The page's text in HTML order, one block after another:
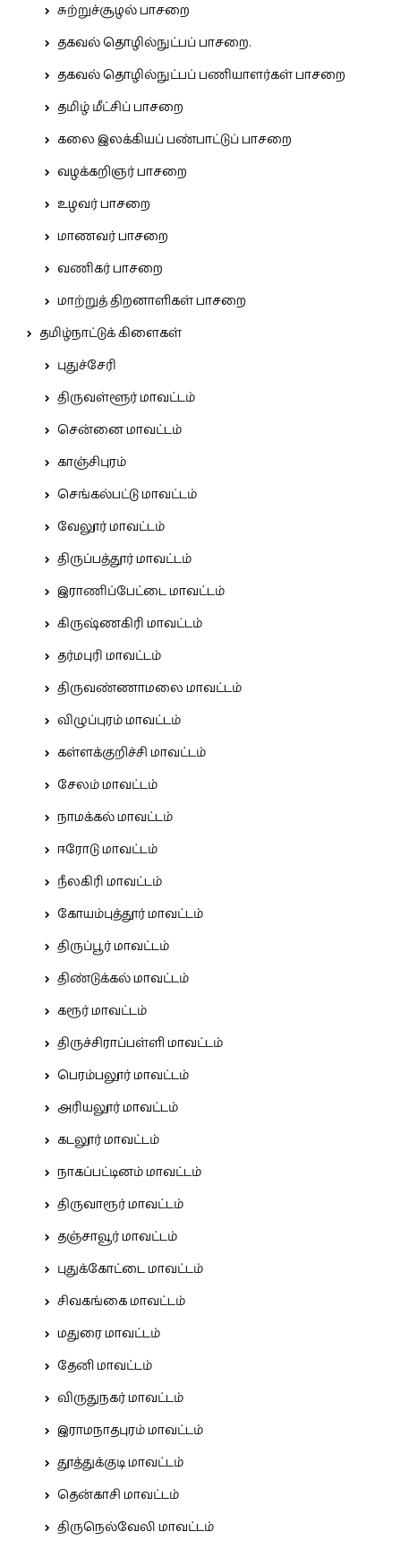
சுற்றுச்சூழல் பாசறை
தகவல் தொழில்நுட்பப் பாசறை.
தகவல் தொழில்நுட்பப் பணியாளர்கள் பாசறை
தமிழ் மீட்சிப் பாசறை
கலை இலக்கியப் பண்பாட்டுப் பாசறை
வழக்கறிஞர் பாசறை
உழவர் பாசறை
மாணவர் பாசறை
வணிகர் பாசறை
மாற்றுத் திறனாளிகள் பாசறை
தமிழ்நாட்டுக் கிளைகள்
புதுச்சேரி
திருவள்ளூர் மாவட்டம்
சென்னை மாவட்டம்
காஞ்சிபுரம்
செங்கல்பட்டு மாவட்டம்
வேலூர் மாவட்டம்
திருப்பத்தூர் மாவட்டம்
இராணிப்பேட்டை மாவட்டம்
கிருஷ்ணகிரி மாவட்டம்
தர்மபுரி மாவட்டம்
திருவண்ணாமலை மாவட்டம்
விழுப்புரம் மாவட்டம்
கள்ளக்குறிச்சி மாவட்டம்
சேலம் மாவட்டம்
நாமக்கல் மாவட்டம்
ஈரோடு மாவட்டம்
நீலகிரி மாவட்டம்
கோயம்புத்தூர் மாவட்டம்
திருப்பூர் மாவட்டம்
திண்டுக்கல் மாவட்டம்
கரூர் மாவட்டம்
திருச்சிராப்பள்ளி மாவட்டம்
பெரம்பலூர் மாவட்டம்
அரியலூர் மாவட்டம்
கடலூர் மாவட்டம்
நாகப்பட்டினம் மாவட்டம்
திருவாரூர் மாவட்டம்
தஞ்சாவூர் மாவட்டம்
புதுக்கோட்டை மாவட்டம்
சிவகங்கை மாவட்டம்
மதுரை மாவட்டம்
தேனி மாவட்டம்
விருதுநகர் மாவட்டம்
இராமநாதபுரம் மாவட்டம்
தூத்துக்குடி மாவட்டம்
தென்காசி மாவட்டம்
திருநெல்வேலி மாவட்டம்